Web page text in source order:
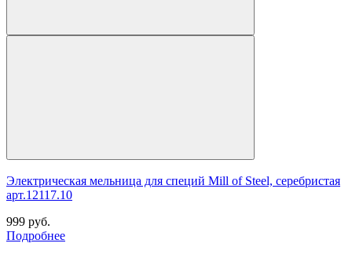
Электрическая мельница для специй Mill of Steel, серебристая
арт.12117.10
999 руб.
Подробнее